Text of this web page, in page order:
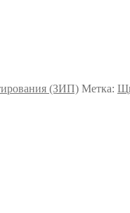
(ЗИП) Метка: